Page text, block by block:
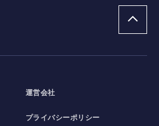
運営会社
プライバシーポリシー